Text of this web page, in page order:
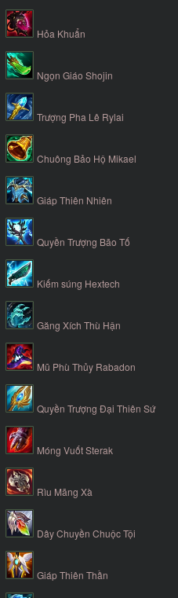
Hỏa Khuẩn
Ngọn Giáo Shojin
Trượng Pha Lê Rylai
Chuông Bảo Hộ Mikael
Giáp Thiên Nhiên
Quyền Trượng Bão Tố
Kiếm súng Hextech
Găng Xích Thù Hận
Mũ Phù Thủy Rabadon
Quyền Trượng Đại Thiên Sứ
Móng Vuốt Sterak
Rìu Mãng Xà
Dây Chuyền Chuộc Tội
Giáp Thiên Thần